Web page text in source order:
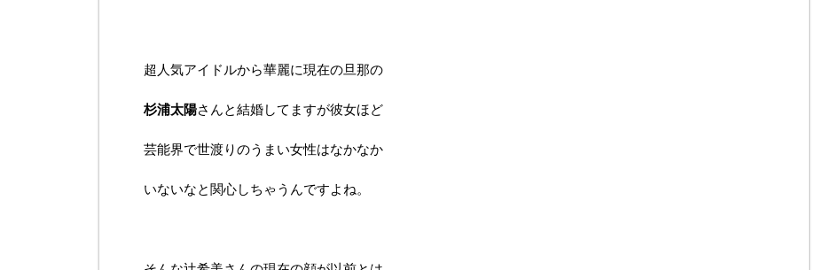
超人気アイドルから華麗に現在の旦那の
杉浦太陽さんと結婚してますが彼女ほど
芸能界で世渡りのうまい女性はなかなか
いないなと関心しちゃうんですよね。